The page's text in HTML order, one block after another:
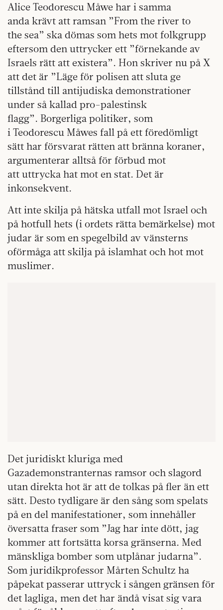
Alice Teodorescu Måwe har i samma
anda krävt att ramsan ”From the river to
the sea” ska dömas som hets mot folkgrupp
eftersom den uttrycker ett ”förnekande av
Israels rätt att existera”. Hon skriver nu på X
att det är ”Läge för polisen att sluta ge
tillstånd till antijudiska demonstrationer
under så kallad pro-palestinsk
flagg”. Borgerliga politiker, som
i Teodorescu Måwes fall på ett föredömligt
sätt har försvarat rätten att bränna koraner,
argumenterar alltså för förbud mot
att uttrycka hat mot en stat. Det är
inkonsekvent.
Att inte skilja på hätska utfall mot Israel och
på hotfull hets (i ordets rätta bemärkelse) mot
judar är som en spegelbild av vänsterns
oförmåga att skilja på islamhat och hot mot
muslimer.
Det juridiskt kluriga med
Gazademonstranternas ramsor och slagord
utan direkta hot är att de tolkas på fler än ett
sätt. Desto tydligare är den sång som spelats
på en del manifestationer, som innehåller
översatta fraser som ”Jag har inte dött, jag
kommer att fortsätta korsa gränserna. Med
mänskliga bomber som utplånar judarna”.
Som juridikprofessor Mårten Schultz ha
påpekat passerar uttryck i sången gränsen för
det lagliga, men det har ändå visat sig vara